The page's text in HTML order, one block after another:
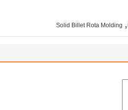
,
Solid Billet Rota Molding